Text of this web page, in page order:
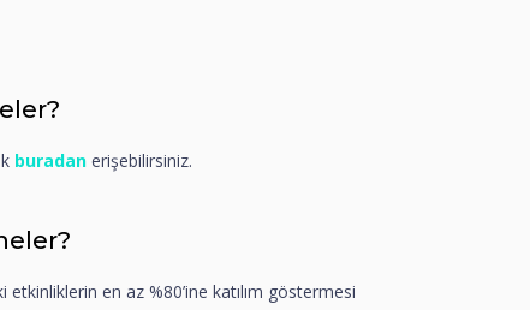
buradan erişebilirsiniz.
en az %80’ine katılım göstermesi